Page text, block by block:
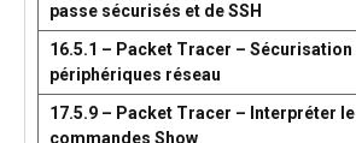
passe sécurisés et de SSH
16.5.1 – Packet Tracer – Sécurisation
périphériques réseau
17.5.9 – Packet Tracer – Interpréter
commandes Show